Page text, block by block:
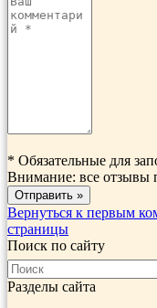
* Обязательные для
Внимание: все отзывы
Вернуться к первым
страницы
Поиск по сайту
Разделы сайта